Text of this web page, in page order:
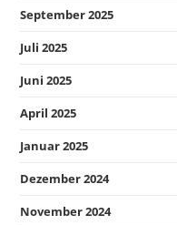
September 2025
Juli 2025
Juni 2025
April 2025
Januar 2025
Dezember 2024
November 2024